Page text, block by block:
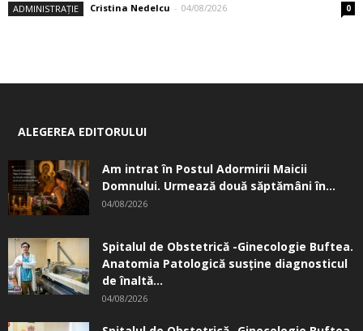
ADMINISTRAȚIE Cristina Nedelcu - 04/08/2026 0
ALEGEREA EDITORULUI
Am intrat în Postul Adormirii Maicii
Domnului. Urmează două săptămâni în...
04/08/2026
Spitalul de Obstetrică -Ginecologie Buftea.
Anatomia Patologică susţine diagnosticul
de înaltă...
04/08/2026